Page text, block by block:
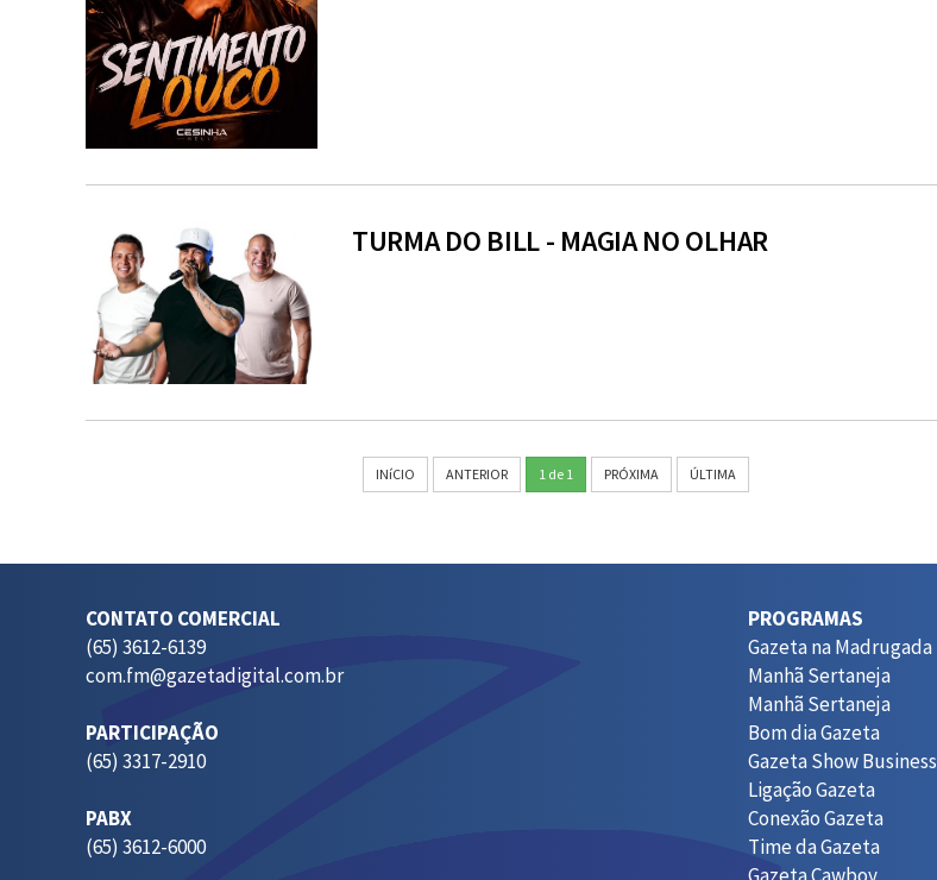
TURMA DO BILL - MAGIA NO OLHAR
INíCIO ANTERIOR 1 de 1 PRÓXIMA ÚLTIMA
CONTATO COMERCIAL
(65) 3612-6139
com.fm@gazetadigital.com.br
PARTICIPAÇÃO
(65) 3317-2910
PABX
(65) 3612-6000
PROGRAMAS
Gazeta na Madrugada
Manhã Sertaneja
Manhã Sertaneja
Bom dia Gazeta
Gazeta Show Business
Ligação Gazeta
Conexão Gazeta
Time da Gazeta